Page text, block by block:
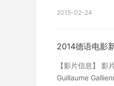
观点，仅供参考
2015-02-24
2014德语电影
【影片信息】
Guillaume